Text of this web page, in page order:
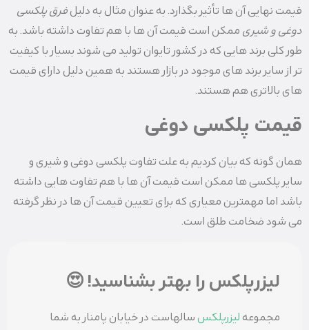
قیمت نهایی آن ها تأثیر بگذارد. به عنوان مثال به دلیلفرق پلکسی
دوغی و شیری ممکن است قیمت آن ها با هم تفاوت داشته باشد. به
طور کلی برند هایی که در کشور تایوان تولید می شوند بسیار با کیفیت
تر از سایر برند های موجود در بازار هستند به همین دلیل دارای قیمت
های بالاتری هم هستند.
قیمت پلکسی دوغی
همان گونه که بیان کردیم به علت تفاوت پلکسی دوغی و شیری و
سایر پلکسی ها ممکن است قیمت آن ها با هم تفاوت هایی داشته
باشد اما مهمترین معیاری که برای تعیین قیمت آن ها در نظر گرفته
می شود ضخامت طلق است.
لیزرپلکس را بهتر بشناسید! 😍
مجموعه لیزرپلکسسالهاست در خیابان پامنار به شما